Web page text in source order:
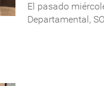
El pasado
Departamental,